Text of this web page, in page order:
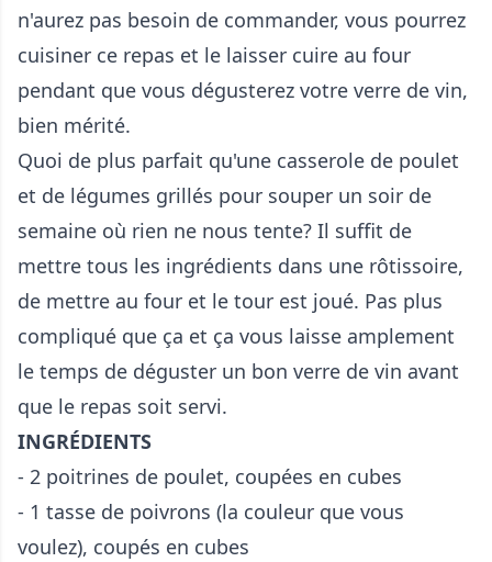
n'aurez pas besoin de commander, vous pourrez
cuisiner ce repas et le laisser cuire au four
pendant que vous dégusterez votre verre de vin,
bien mérité.
Quoi de plus parfait qu'une casserole de poulet
et de légumes grillés pour souper un soir de
semaine où rien ne nous tente? Il suffit de
mettre tous les ingrédients dans une rôtissoire,
de mettre au four et le tour est joué. Pas plus
compliqué que ça et ça vous laisse amplement
le temps de déguster un bon verre de vin avant
que le repas soit servi.
INGRÉDIENTS
- 2 poitrines de poulet, coupées en cubes
- 1 tasse de poivrons (la couleur que vous
voulez), coupés en cubes